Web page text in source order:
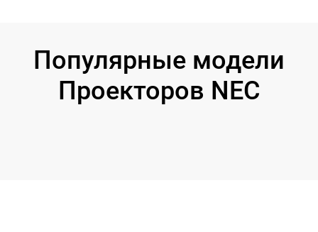
Популярные модели
Проекторов NEC